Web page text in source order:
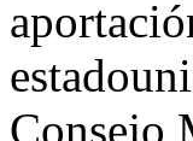
Consejo